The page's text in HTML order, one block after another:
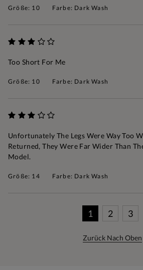
Größe: 10 Farbe: Dark Wash
Too Short For Me
Größe: 10 Farbe: Dark Wash
Unfortunately The Legs Were Way Too
Returned, They Were Far Wider Than
Model.
Größe: 14 Farbe: Dark Wash
1 2 3
Zurück Nach Oben